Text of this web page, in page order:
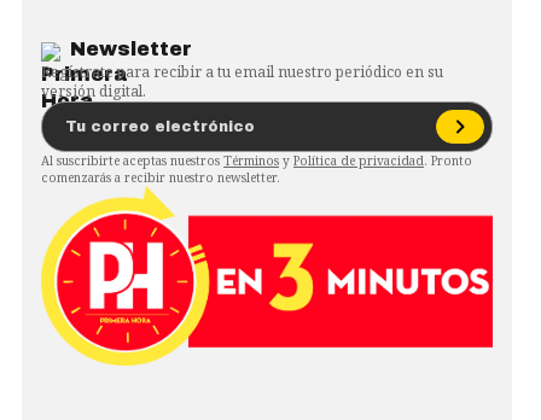
Newsletter
Regístrate para recibir a tu email nuestro periódico en su
versión digital.
Al suscribirte aceptas nuestros Términos y Política de privacidad. Pronto
comenzarás a recibir nuestro newsletter.